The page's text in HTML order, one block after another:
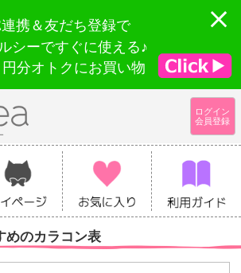
携＆友だち登録で
シーですぐに使える♪
円分オトクにお買い物
ログイン
会員登録
めのカラコン表